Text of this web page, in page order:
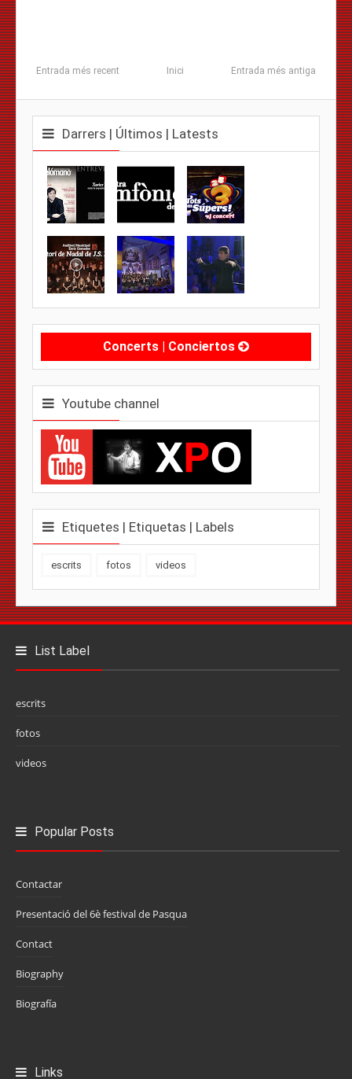
Entrada més recent Entrada més antiga
Inici
Darrers | Últimos | Latests
Concerts | Conciertos
Youtube channel
Etiquetes | Etiquetas | Labels
escrits fotos videos
List Label
escrits
fotos
videos
Popular Posts
Contactar
Presentació del 6è festival de Pasqua
Contact
Biography
Biografía
Links